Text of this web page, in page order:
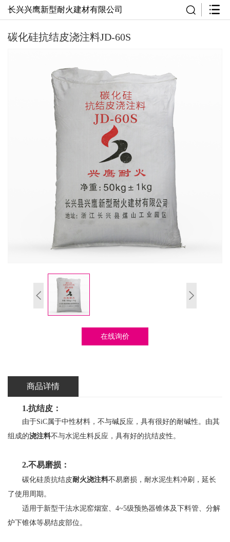
长兴兴鹰新型耐火建材有限公司
碳化硅抗结皮浇注料​JD-60S
在线询价
商品详情
1.抗结皮：
由于SiC属于中性材料，不与碱反应，具有很好的耐碱性。由其
组成的浇注料不与水泥生料反应，具有好的抗结皮性。
2.不易磨损：
碳化硅质抗结皮耐火浇注料不易磨损，耐水泥生料冲刷，延长
了使用周期。
适用于新型干法水泥窑烟室、4~5级预热器锥体及下料管、分解
炉下锥体等易结皮部位。